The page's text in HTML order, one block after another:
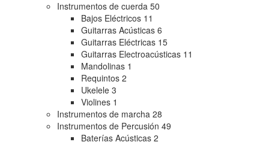
Instrumentos de cuerda 50
Bajos Eléctricos 11
Guitarras Acústicas 6
Guitarras Eléctricas 15
Guitarras Electroacústicas 11
Mandolinas 1
Requintos 2
Ukelele 3
Violines 1
Instrumentos de marcha 28
Instrumentos de Percusión 49
Baterías Acústicas 2